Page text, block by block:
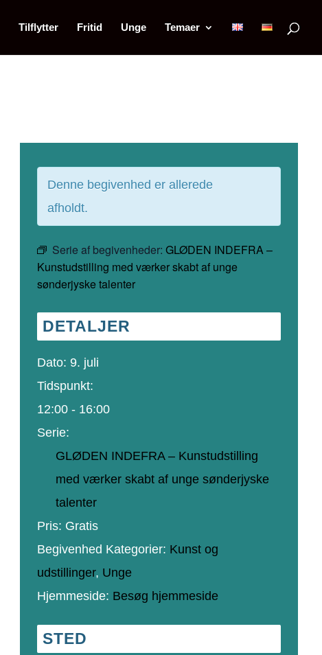
Tilflytter Fritid Unge Temaer
Denne begivenhed er allerede
afholdt.
Serie af begivenheder:GLØDEN INDEFRA –
Kunstudstilling med værker skabt af unge
sønderjyske talenter
DETALJER
Dato: 9. juli
Tidspunkt:
12:00 - 16:00
Serie:
GLØDEN INDEFRA – Kunstudstilling
med værker skabt af unge sønderjyske
talenter
Pris: Gratis
Begivenhed Kategorier: Kunst og
udstillinger, Unge
Hjemmeside: Besøg hjemmeside
STED